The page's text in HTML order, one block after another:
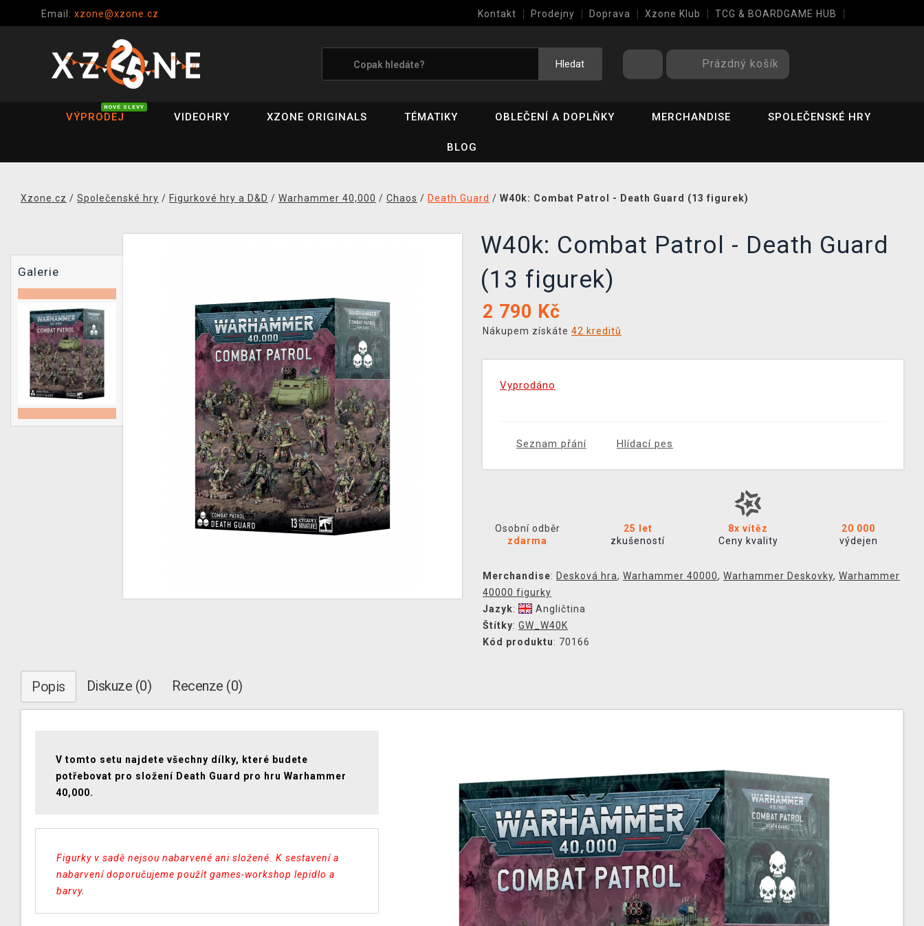
Email: xzone@xzone.cz Kontakt Prodejny Doprava Xzone Klub TCG & BOARDGAME HUB
Hledat Prázdný košík
VÝPRODEJ
NOVÉ SLEVY
VIDEOHRY XZONE ORIGINALS TÉMATIKY OBLEČENÍ A DOPLŇKY MERCHANDISE SPOLEČENSKÉ HRY
BLOG
Xzone.cz / Společenské hry / Figurkové hry a D&D / Warhammer 40,000 / Chaos / Death Guard / W40k: Combat Patrol - Death Guard (13 figurek)
Galerie
W40k: Combat Patrol - Death Guard
(13 figurek)
2 790 Kč
Nákupem získáte 42 kreditů
Vyprodáno
Seznam přání Hlídací pes
Osobní odběr
zdarma
25 let
zkušeností
8x vítěz
Ceny kvality
20 000
výdejen
Merchandise: Desková hra, Warhammer 40000, Warhammer Deskovky, Warhammer
40000 figurky
Jazyk:
Angličtina
Štítky: GW_W40K
Kód produktu: 70166
Popis Diskuze (0) Recenze (0)
V tomto setu najdete všechny dílky, které budete
potřebovat pro složení Death Guard pro hru Warhammer
40,000.
Figurky v sadě nejsou nabarvené ani složené. K sestavení a
nabarvení doporučujeme použít games-workshop lepidlo a
barvy.